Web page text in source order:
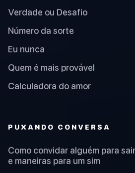
Verdade ou Desafio
Número da sorte
Eu nunca
Quem é mais provável
Calculadora do amor
PUXANDO CONVERSA
Como convidar alguém para
e maneiras para um sim